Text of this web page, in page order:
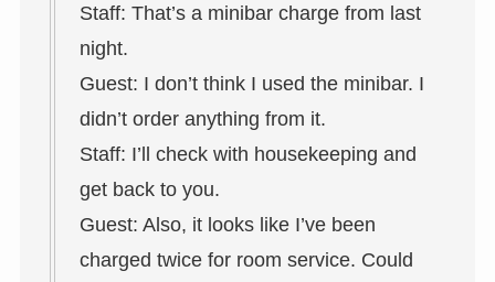
Staff: That’s a minibar charge from last
night.
Guest: I don’t think I used the minibar. I
didn’t order anything from it.
Staff: I’ll check with housekeeping and
get back to you.
Guest: Also, it looks like I’ve been
charged twice for room service. Could